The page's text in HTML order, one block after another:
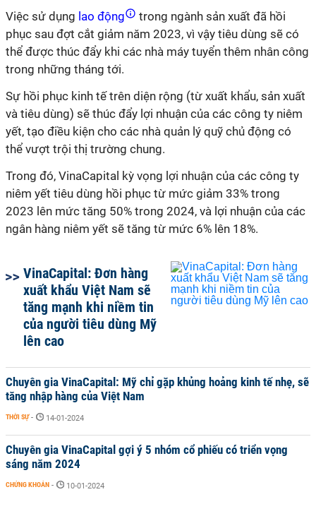
Việc sử dụng lao động
trong ngành sản xuất đã hồi
phục sau đợt cắt giảm năm 2023, vì vậy tiêu dùng sẽ có
thể được thúc đẩy khi các nhà máy tuyển thêm nhân công
trong những tháng tới.
Sự hồi phục kinh tế trên diện rộng (từ xuất khẩu, sản xuất
và tiêu dùng) sẽ thúc đẩy lợi nhuận của các công ty niêm
yết, tạo điều kiện cho các nhà quản lý quỹ chủ động có
thể vượt trội thị trường chung.
Trong đó, VinaCapital kỳ vọng lợi nhuận của các công ty
niêm yết tiêu dùng hồi phục từ mức giảm 33% trong
2023 lên mức tăng 50% trong 2024, và lợi nhuận của các
ngân hàng niêm yết sẽ tăng từ mức 6% lên 18%.
VinaCapital: Đơn hàng
xuất khẩu Việt Nam sẽ
tăng mạnh khi niềm tin
của người tiêu dùng Mỹ
lên cao
Chuyên gia VinaCapital: Mỹ chỉ gặp khủng hoảng kinh tế nhẹ, sẽ
tăng nhập hàng của Việt Nam
THỜI SỰ - 14-01-2024
Chuyên gia VinaCapital gợi ý 5 nhóm cổ phiếu có triển vọng
sáng năm 2024
CHỨNG KHOÁN - 10-01-2024